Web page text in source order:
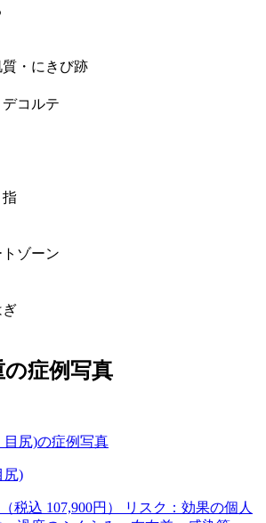
・にきび跡
コルテ
指
ゾーン
ぎ
症例写真
尻)
税込 107,900円） リスク：効果の個人